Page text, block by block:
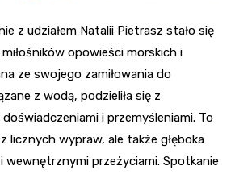
z udziałem Natalii Pietrasz stało się
opowieści morskich i
ze swojego zamiłowania do
z wodą, podzieliła się z
i przemyśleniami. To
licznych wypraw, ale także głęboka
wewnętrznymi przeżyciami. Spotkanie